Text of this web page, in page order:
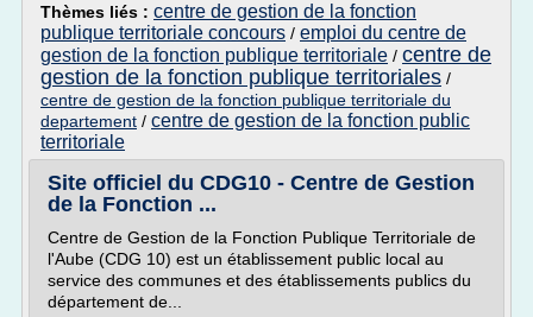
Thèmes liés : centre de gestion de la fonction
publique territoriale concours / emploi du centre de
gestion de la fonction publique territoriale / centre de
gestion de la fonction publique territoriales /
centre de gestion de la fonction publique territoriale du
departement / centre de gestion de la fonction public
territoriale
Site officiel du CDG10 - Centre de Gestion
de la Fonction ...
Centre de Gestion de la Fonction Publique Territoriale de
l'Aube (CDG 10) est un établissement public local au
service des communes et des établissements publics du
département de...